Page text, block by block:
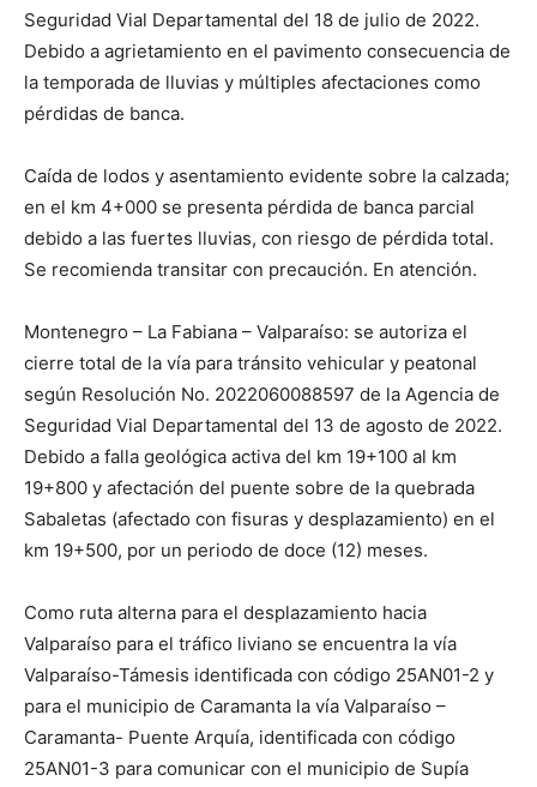
Seguridad Vial Departamental del 18 de julio de 2022.
Debido a agrietamiento en el pavimento consecuencia de
la temporada de lluvias y múltiples afectaciones como
pérdidas de banca.
Caída de lodos y asentamiento evidente sobre la calzada;
en el km 4+000 se presenta pérdida de banca parcial
debido a las fuertes lluvias, con riesgo de pérdida total.
Se recomienda transitar con precaución. En atención.
Montenegro – La Fabiana – Valparaíso: se autoriza el
cierre total de la vía para tránsito vehicular y peatonal
según Resolución No. 2022060088597 de la Agencia de
Seguridad Vial Departamental del 13 de agosto de 2022.
Debido a falla geológica activa del km 19+100 al km
19+800 y afectación del puente sobre de la quebrada
Sabaletas (afectado con fisuras y desplazamiento) en el
km 19+500, por un periodo de doce (12) meses.
Como ruta alterna para el desplazamiento hacia
Valparaíso para el tráfico liviano se encuentra la vía
Valparaíso-Támesis identificada con código 25AN01-2 y
para el municipio de Caramanta la vía Valparaíso –
Caramanta- Puente Arquía, identificada con código
25AN01-3 para comunicar con el municipio de Supía